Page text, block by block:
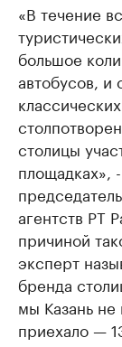
«В течение
большое
автобусов, и
столицы
площадках»,
агентств РТ
причиной
эксперт
бренда
мы Казань не
приехало —